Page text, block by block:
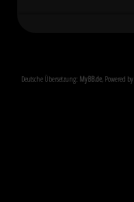
Deutsche Übersetzung: MyBB.de, Powered by